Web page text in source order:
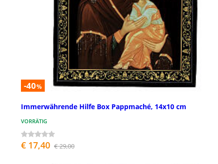
-40%
Immerwährende Hilfe Box Pappmaché, 14x10 cm
VORRÄTIG
€ 17,40 € 29,00